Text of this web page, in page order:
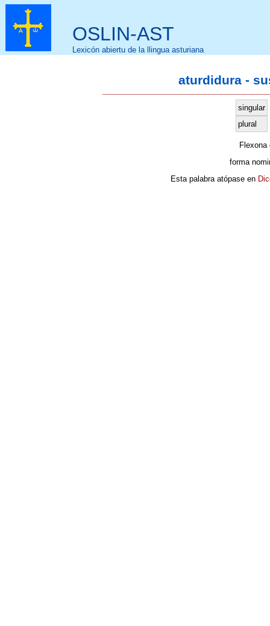
OSLIN-AST
Lexicón abiertu de la llingua asturiana
aturdidura -
singular
plural
forma
Esta palabra atópase en